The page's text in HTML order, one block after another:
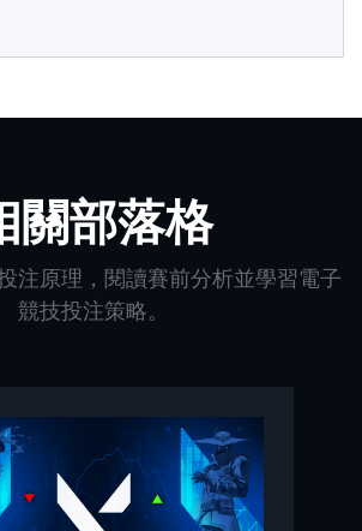
關部落格
注原理，閱讀賽前分析並學習電子
競技投注策略。